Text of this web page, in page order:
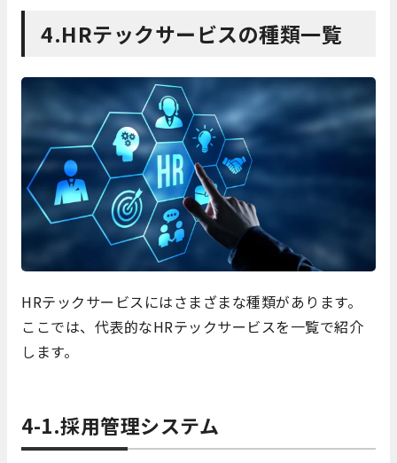
4.HRテックサービスの種類一覧
HRテックサービスにはさまざまな種類があります。
ここでは、代表的なHRテックサービスを一覧で紹介
します。
4-1.採用管理システム